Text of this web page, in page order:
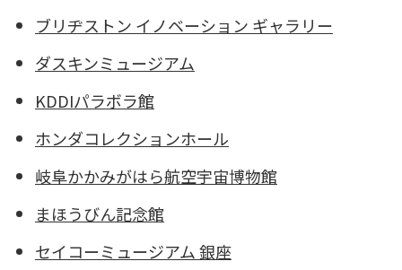
ブリヂストン イノベーション ギャラリー
ダスキンミュージアム
KDDIパラボラ館
ホンダコレクションホール
岐阜かかみがはら航空宇宙博物館
まほうびん記念館
セイコーミュージアム 銀座